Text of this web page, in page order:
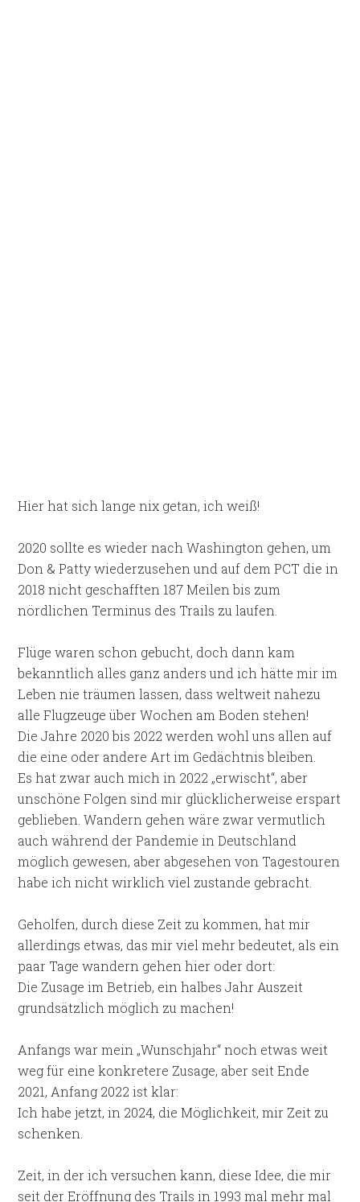
Hier hat sich lange nix getan, ich weiß!
2020 sollte es wieder nach Washington gehen, um
Don & Patty wiederzusehen und auf dem PCT die in
2018 nicht geschafften 187 Meilen bis zum
nördlichen Terminus des Trails zu laufen.
Flüge waren schon gebucht, doch dann kam
bekanntlich alles ganz anders und ich hätte mir im
Leben nie träumen lassen, dass weltweit nahezu
alle Flugzeuge über Wochen am Boden stehen!
Die Jahre 2020 bis 2022 werden wohl uns allen auf
die eine oder andere Art im Gedächtnis bleiben.
Es hat zwar auch mich in 2022 „erwischt“, aber
unschöne Folgen sind mir glücklicherweise erspart
geblieben. Wandern gehen wäre zwar vermutlich
auch während der Pandemie in Deutschland
möglich gewesen, aber abgesehen von Tagestouren
habe ich nicht wirklich viel zustande gebracht.
Geholfen, durch diese Zeit zu kommen, hat mir
allerdings etwas, das mir viel mehr bedeutet, als ein
paar Tage wandern gehen hier oder dort:
Die Zusage im Betrieb, ein halbes Jahr Auszeit
grundsätzlich möglich zu machen!
Anfangs war mein „Wunschjahr“ noch etwas weit
weg für eine konkretere Zusage, aber seit Ende
2021, Anfang 2022 ist klar:
Ich habe jetzt, in 2024, die Möglichkeit, mir Zeit zu
schenken.
Zeit, in der ich versuchen kann, diese Idee, die mir
seit der Eröffnung des Trails in 1993 mal mehr mal